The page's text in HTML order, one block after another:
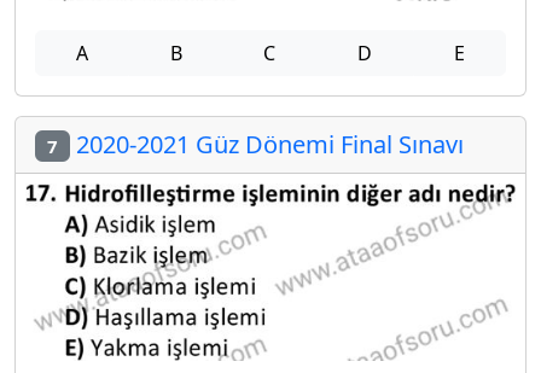
A B C D E
7 2020-2021 Güz Dönemi Final Sınavı